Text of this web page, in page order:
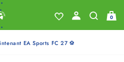
0
EA Sports FC 27 ⚽